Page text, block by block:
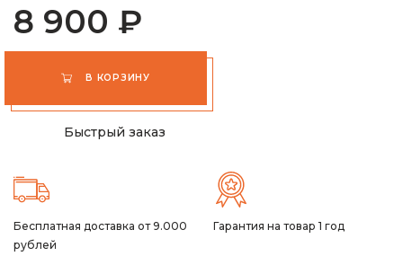
8 900 ₽
В КОРЗИНУ
Быстрый заказ
Бесплатная доставка от 9.000
рублей
Гарантия на товар 1 год